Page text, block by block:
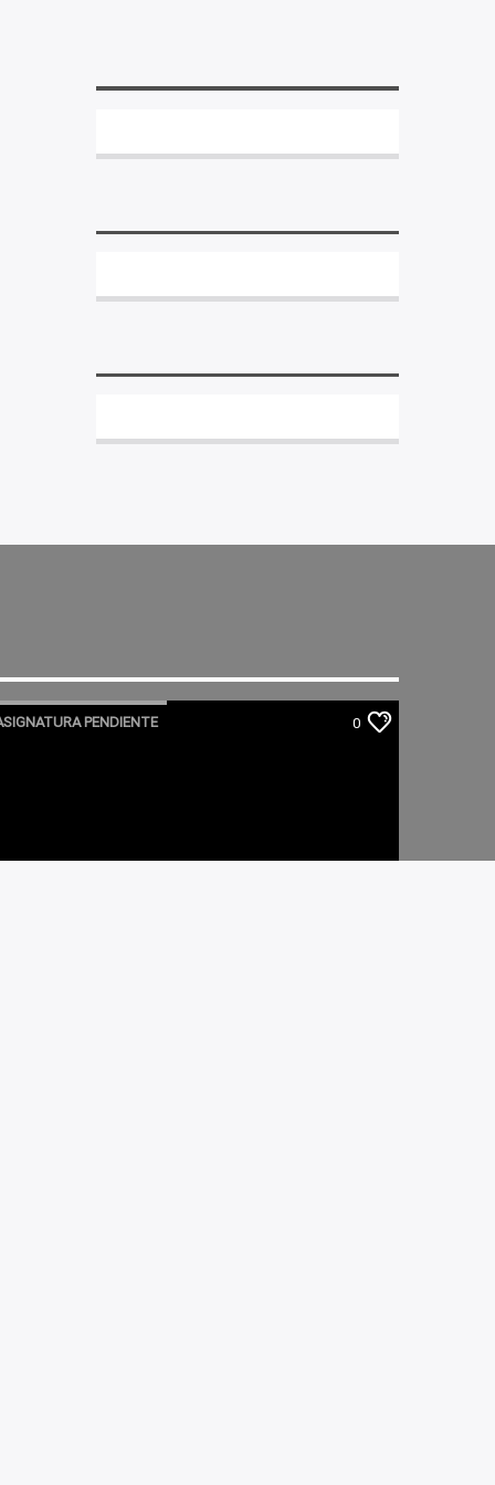
PENDIENTE 0